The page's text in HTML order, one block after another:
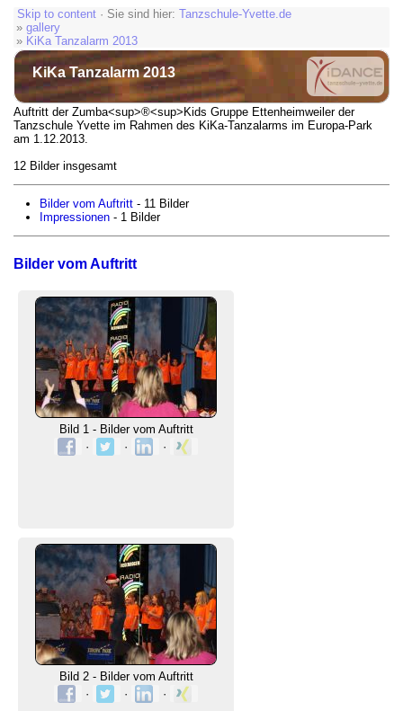
Skip to content · Sie sind hier: Tanzschule-Yvette.de
» gallery
» KiKa Tanzalarm 2013
KiKa Tanzalarm 2013
Auftritt der Zumba<sup>®<sup>Kids Gruppe Ettenheimweiler der
Tanzschule Yvette im Rahmen des KiKa-Tanzalarms im Europa-Park
am 1.12.2013.
12 Bilder insgesamt
Bilder vom Auftritt- 11 Bilder
Impressionen- 1 Bilder
Bilder vom Auftritt
Bild 1 - Bilder vom Auftritt
·
· ·
Bild 2 - Bilder vom Auftritt
·
· ·